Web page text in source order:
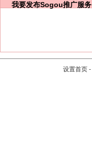
我要发布Sogou推广服务
设置首页 -